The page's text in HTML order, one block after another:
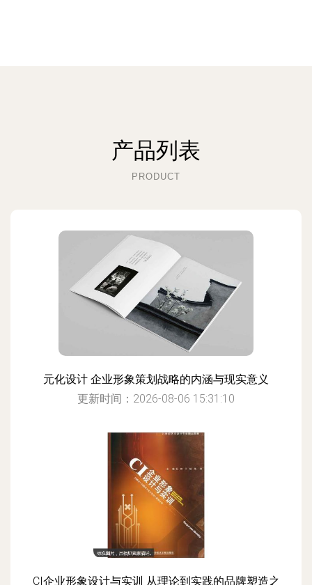
产品列表
PRODUCT
元化设计 企业形象策划战略的内涵与现实意义
更新时间：2026-08-06 15:31:10
CI企业形象设计与实训 从理论到实践的品牌塑造之